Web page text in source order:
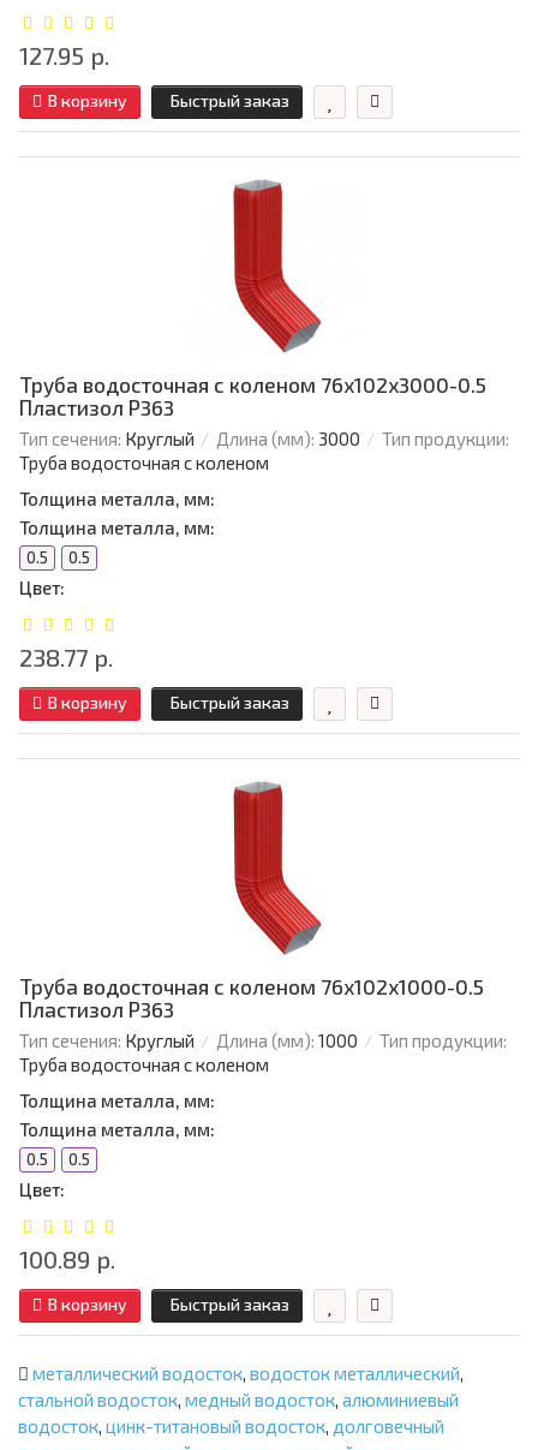
127.95 р.
В корзину Быстрый заказ
Труба водосточная с коленом 76х102х3000-0.5
Пластизол Р363
Тип сечения: Круглый Длина (мм): 3000
Тип продукции:
Труба водосточная с коленом
Толщина металла, мм:
Толщина металла, мм:
0.5 0.5
Цвет:
238.77 р.
В корзину Быстрый заказ
Труба водосточная с коленом 76х102х1000-0.5
Пластизол Р363
Тип сечения: Круглый Длина (мм): 1000
Тип продукции:
Труба водосточная с коленом
Толщина металла, мм:
Толщина металла, мм:
0.5 0.5
Цвет:
100.89 р.
В корзину Быстрый заказ
металлический водосток, водосток металлический,
стальной водосток, медный водосток, алюминиевый
водосток, цинк-титановый водосток, долговечный